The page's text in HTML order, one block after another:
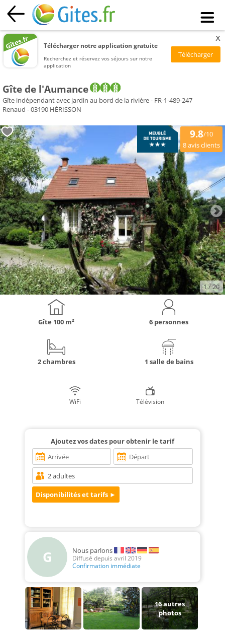
Télécharger notre application gratuite
Recherchez et réservez vos séjours sur notre
application
x
Gîte de l'Aumance
Gîte indépendant avec jardin au bord de la rivière - FR-1-489-247
Renaud - 03190 HÉRISSON
9.8/10
8avis clients
1/ 20
Gîte 100 m² 6 personnes
2 chambres 1 salle de bains
WiFi Télévision
Ajoutez vos dates pour obtenir le tarif
G Nous parlons
Diffusé depuis avril 2019
Confirmation immédiate
16autres
photos